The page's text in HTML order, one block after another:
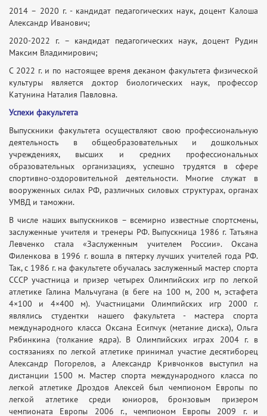
2014 – 2020 г. - кандидат педагогических наук, доцент Калоша
Александр Иванович;
2020-2022 г. – кандидат педагогических наук, доцент Рудин
Максим Владимирович;
С 2022 г. и по настоящее время деканом факультета физической
культуры является доктор биологических наук, профессор
Катунина Наталия Павловна.
Успехи факультета
Выпускники факультета осуществляют свою профессиональную
деятельность в общеобразовательных и дошкольных
учреждениях, высших и средних профессиональных
образовательных организациях, успешно трудятся в сфере
спортивно-оздоровительной деятельности. Многие служат в
вооруженных силах РФ, различных силовых структурах, органах
УМВД и таможни.
В числе наших выпускников – всемирно известные спортсмены,
заслуженные учителя и тренеры РФ. Выпускница 1986 г. Татьяна
Левченко стала «Заслуженным учителем России». Оксана
Филенкова в 1996 г. вошла в пятерку лучших учителей года РФ.
Так, с 1986 г. на факультете обучалась заслуженный мастер спорта
СССР участница и призер четырех Олимпийских игр по легкой
атлетике Галина Мальчугана (в беге на 100 м, 200 м, эстафета
4×100 и 4×400 м). Участницами Олимпийских игр 2000 г.
являлись студентки нашего факультета - мастера спорта
международного класса Оксана Есипчук (метание диска), Ольга
Рябинкина (толкание ядра). В Олимпийских играх 2004 г. в
состязаниях по легкой атлетике принимал участие десятиборец
Александр Погорелов, а Александр Кривчонков выступил на
дистанции 1500 м. Мастер спорта международного класса по
легкой атлетике Дроздов Алексей был чемпионом Европы по
легкой атлетике среди юниоров, бронзовым призером
чемпионата Европы 2006 г., чемпионом Европы 2009 г. и